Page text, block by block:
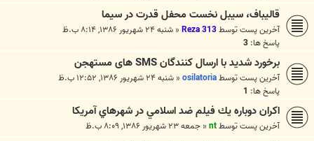
قاليباف، سيبل نخست محفل قدرت در سيما
آخرین پست توسطReza 313
« شنبه ۲۴ شهریور ۱۳۸۶, ۸:۱۴ ب.ظ
پاسخ ها: 3
برخورد شديد با ارسال کنندگان SMS ‌های مستهجن
آخرین پست توسطosilatoria
« شنبه ۲۴ شهریور ۱۳۸۶, ۱۲:۵۲ ب.ظ
پاسخ ها: 1
اكران دوباره يك فيلم ضد اسلامي در شهرهاي آمريكا
آخرین پست توسطnt
« جمعه ۲۳ شهریور ۱۳۸۶, ۸:۰۹ ب.ظ